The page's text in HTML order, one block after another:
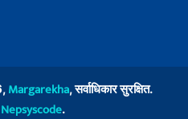
Margarekha, सर्वाधिकार सुरक्षित.
Nepsyscode.